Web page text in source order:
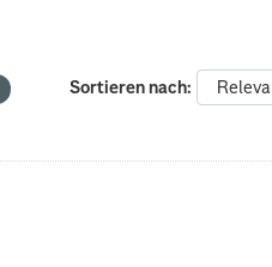
Sortieren nach